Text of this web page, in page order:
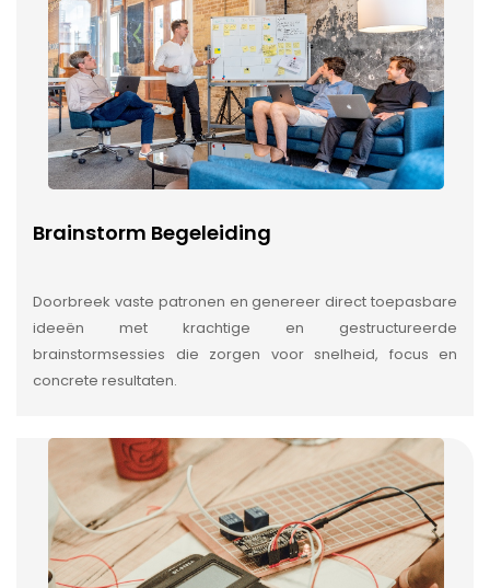
Brainstorm Begeleiding
Doorbreek vaste patronen en genereer direct toepasbare
ideeën met krachtige en gestructureerde
brainstormsessies die zorgen voor snelheid, focus en
concrete resultaten.